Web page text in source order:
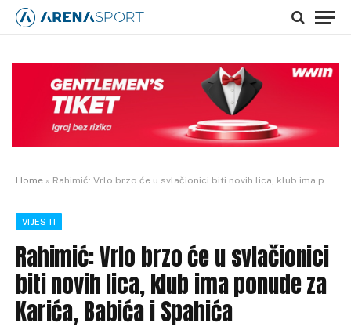
Home » Rahimić: Vrlo brzo će u svlačionici biti novih lica, klub ima ponude za Karića, Babića i Spahića
VIJESTI
Rahimić: Vrlo brzo će u svlačionici
biti novih lica, klub ima ponude za
Karića, Babića i Spahića